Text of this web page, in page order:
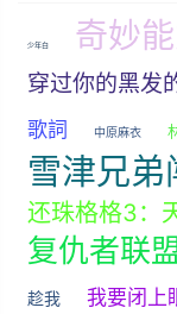
少年白 奇妙
穿过你的黑发
歌詞 中原麻衣
雪津兄弟
还珠格格3：
复仇者联
趁我 我要闭上